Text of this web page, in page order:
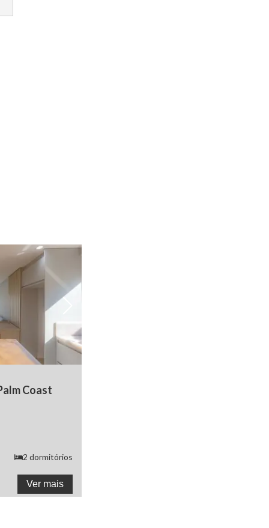
Coast
2 dormitórios
Ver mais